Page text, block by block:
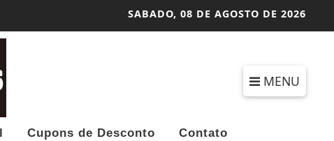
SABADO, 08 DE AGOSTO DE 2026
MENU
Cupons de Desconto Contato